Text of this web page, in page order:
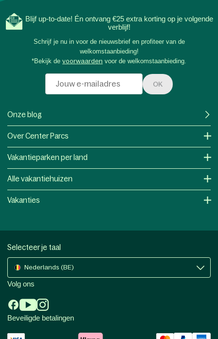
Blijf up-to-date! Én ontvang €25 extra korting op je volgende
verblijf!
Schrijf je nu in voor de nieuwsbrief en profiteer van de
welkomstaanbieding!
*Bekijk de voorwaarden voor de welkomstaanbieding.
OK
Onze blog
Over Center Parcs
Vakantieparken per land
Alle vakantiehuizen
Vakanties
Selecteer je taal
Nederlands (BE)
Volg ons
Beveiligde betalingen